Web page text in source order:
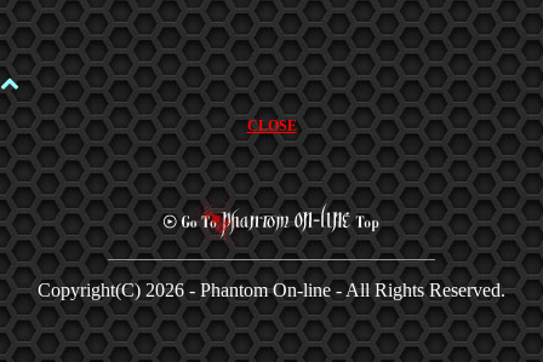
CLOSE
Copyright(C) 2026 - Phantom On-line - All Rights Reserved.